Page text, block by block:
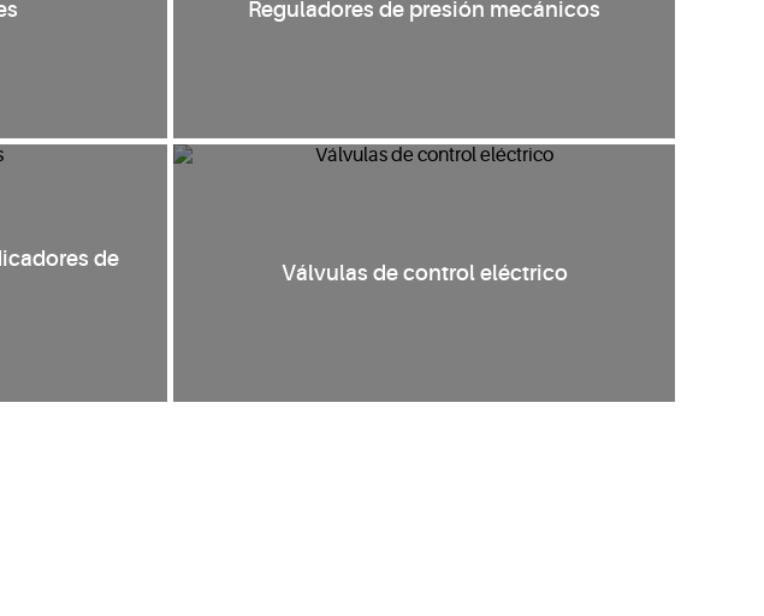
Reguladores de presión mecánicos
de
Válvulas de control eléctrico